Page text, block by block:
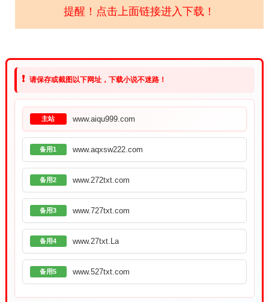
提醒！点击上面链接进入下载！
❗ 请保存或截图以下网址，下载小说不迷路！
主站 www.aiqu999.com
备用1 www.aqxsw222.com
备用2 www.272txt.com
备用3 www.727txt.com
备用4 www.27txt.La
备用5 www.527txt.com